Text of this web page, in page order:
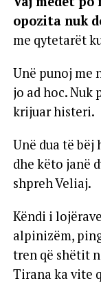
opozita nuk
me qytetarët
Unë punoj me
jo ad hoc. Nuk
krijuar histeri.
Unë dua të
dhe këto janë
shpreh Veliaj.
Këndi i
alpinizëm,
tren që shëtit
Tirana ka vite